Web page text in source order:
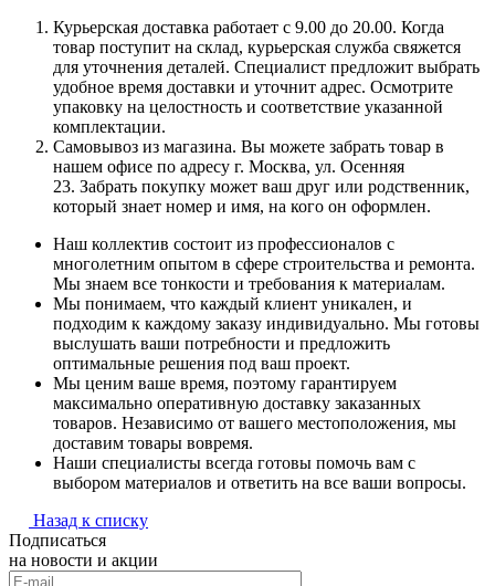
Курьерская доставка работает с 9.00 до 20.00. Когда
товар поступит на склад, курьерская служба свяжется
для уточнения деталей. Специалист предложит выбрать
удобное время доставки и уточнит адрес. Осмотрите
упаковку на целостность и соответствие указанной
комплектации.
Самовывоз из магазина. Вы можете забрать товар в
нашем офисе по адресу г. Москва, ул. Осенняя
23. Забрать покупку может ваш друг или родственник,
который знает номер и имя, на кого он оформлен.
Наш коллектив состоит из профессионалов с
многолетним опытом в сфере строительства и ремонта.
Мы знаем все тонкости и требования к материалам.
Мы понимаем, что каждый клиент уникален, и
подходим к каждому заказу индивидуально. Мы готовы
выслушать ваши потребности и предложить
оптимальные решения под ваш проект.
Мы ценим ваше время, поэтому гарантируем
максимально оперативную доставку заказанных
товаров. Независимо от вашего местоположения, мы
доставим товары вовремя.
Наши специалисты всегда готовы помочь вам с
выбором материалов и ответить на все ваши вопросы.
Назад к списку
Подписаться
на новости и акции